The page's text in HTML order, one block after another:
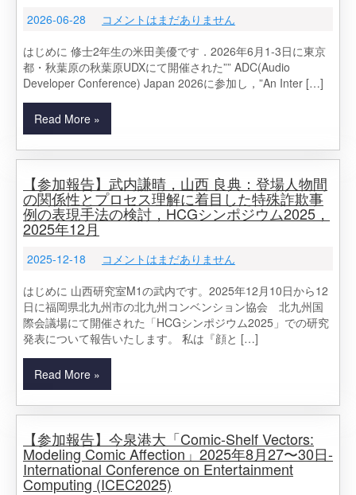
2026-06-28
コメントはまだありません
はじめに 修士2年生の米田美優です．2026年6月1-3日に東京
都・秋葉原の秋葉原UDXにて開催された”” ADC(Audio
Developer Conference) Japan 2026に参加し，”An Inter […]
Read More »
【参加報告】武内謙晴，山西 良典：登場人物間
の関係性とプロセス理解に着目した特殊詐欺事
例の表現手法の検討，HCGシンポジウム2025，
2025年12月
2025-12-18
コメントはまだありません
はじめに 山西研究室M1の武内です。2025年12月10日から12
日に福岡県北九州市の北九州コンベンション協会 北九州国
際会議場にて開催された「HCGシンポジウム2025」での研究
発表について報告いたします。 私は『顔と […]
Read More »
【参加報告】今泉港大「Comic-Shelf Vectors:
Modeling Comic Affection」2025年8月27〜30日-
International Conference on Entertainment
Computing (ICEC2025)